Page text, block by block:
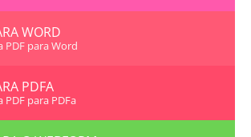
WORD
PDF para Word
PDFA
PDF para PDFa